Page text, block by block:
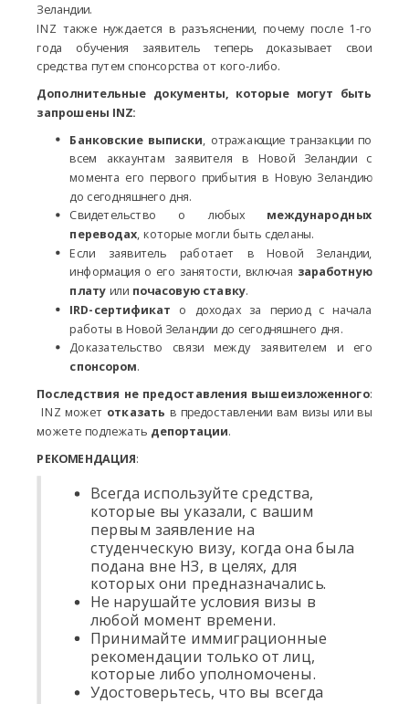
Зеландии.
INZ также нуждается в разъяснении, почему после 1-го
года обучения заявитель теперь доказывает свои
средства путем спонсорства от кого-либо.
Дополнительные документы, которые могут быть
запрошены INZ:
Банковские выписки , отражающие транзакции по
всем аккаунтам заявителя в Новой Зеландии с
момента его первого прибытия в Новую Зеландию
до сегодняшнего дня.
Свидетельство о любых международных
переводах, которые могли быть сделаны.
Если заявитель работает в Новой Зеландии,
информация о его занятости, включая заработную
плату или почасовую ставку.
IRD-сертификат о доходах за период с начала
работы в Новой Зеландии до сегодняшнего дня.
Доказательство связи между заявителем и его
спонсором.
Последствия не предоставления вышеизложенного:
INZ может отказать в предоставлении вам визы или вы
можете подлежать депортации.
РЕКОМЕНДАЦИЯ:
Всегда используйте средства,
которые вы указали, с вашим
первым заявление на
студенческую визу, когда она была
подана вне НЗ, в целях, для
которых они предназначались.
Не нарушайте условия визы в
любой момент времени.
Принимайте иммиграционные
рекомендации только от лиц,
которые либо уполномочены.
Удостоверьтесь, что вы всегда